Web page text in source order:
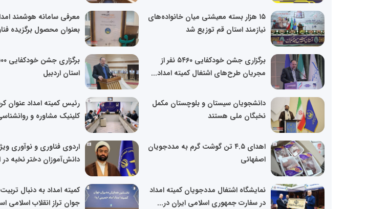
۱۵ هزار بسته معیشتی میان خانواده‌های
نیازمند استان قم توزیع شد
معرفی سامانه هوشمند
بعنوان محصول برگزیده
برگزاری جشن خودکفایی ۵۴۶۰ نفر از
مجریان طرح‌های اشتغال کمیته امداد...
استان اردبیل
دانشجویان سیستان و بلوچستان مکمل
نخبگان ملی هستند
رئیس کمیته امداد عنوان
کلینیک‌ مشاوره و
اهدای ۴.۵ تن گوشت گرم به مددجویان
اصفهانی
اردوی فناوری و نوآوری
دانش‌آموزان دختر نخبه در
نمایشگاه اشتغال مددجویان کمیته امداد
در سفارت جمهوری اسلامی ایران در...
کمیته امداد به دنبال
جوان تراز انقلاب اسلامی